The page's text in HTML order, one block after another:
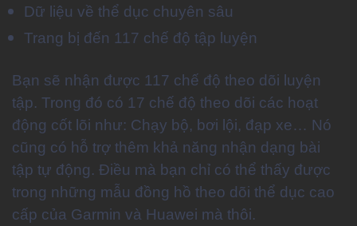
Dữ liệu về thể dục chuyên sâu
Trang bị đến 117 chế độ tập luyện
Bạn sẽ nhận được 117 chế độ theo dõi luyện
tập. Trong đó có 17 chế độ theo dõi các hoạt
động cốt lõi như: Chạy bộ, bơi lội, đạp xe… Nó
cũng có hỗ trợ thêm khả năng nhận dạng bài
tập tự động. Điều mà bạn chỉ có thể thấy được
trong những mẫu đồng hồ theo dõi thể dục cao
cấp của Garmin và Huawei mà thôi.